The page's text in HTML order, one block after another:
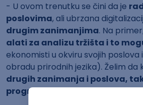
- U ovom trenutku se čini da je
poslovima, ali ubrzana
drugim zanimanjima. Na primer
alati za analizu tržišta i to
ekonomisti u okviru svojih
obradu prirodnih jezika). Želim da
drugih zanimanja i poslova,
programerima– ističe prof. dr